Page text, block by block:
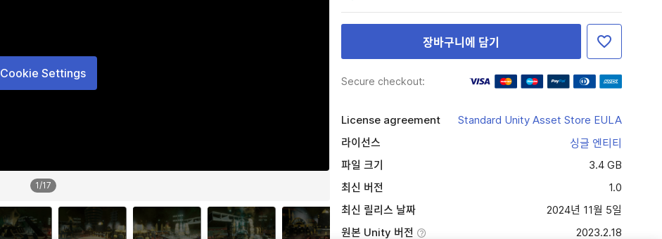
Cookie Settings
1/17
장바구니에 담기
Secure checkout:
License agreement
Standard Unity Asset Store EULA
라이선스
싱글 엔티티
파일 크기
3.4 GB
최신 버전
1.0
최신 릴리스 날짜
2024년 11월 5일
원본 Unity 버전
2023.2.18